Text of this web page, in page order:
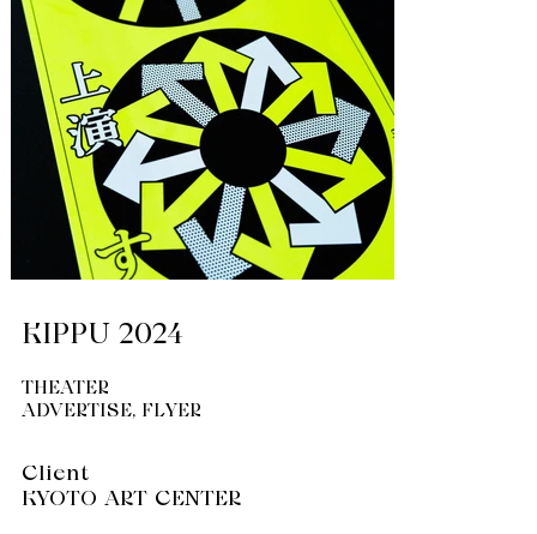
KIPPU 2024
THEATER
ADVERTISE, FLYER
Client
KYOTO ART CENTER